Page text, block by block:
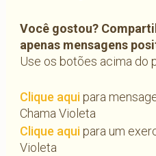
Você gostou?
apenas mensagens
Use os botões acima do
Clique aquipara
Chama Violeta
Clique aquipara um
Violeta